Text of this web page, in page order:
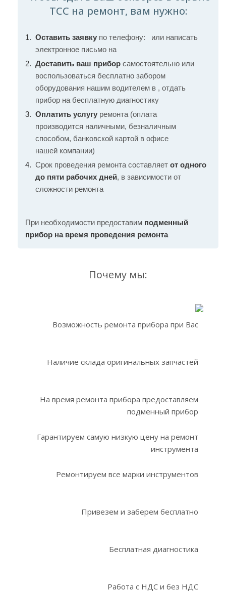
TCC на ремонт, вам нужно:
Оставить заявку по телефону:
или написать
электронное письмо на
Доставить ваш прибор самостоятельно или
воспользоваться бесплатно забором
оборудования нашим водителем в , отдать
прибор на бесплатную диагностику
Оплатить услугу ремонта (оплата
производится наличными, безналичным
способом, банковской картой в офисе
нашей компании)
Срок проведения ремонта составляет от одного
до пяти рабочих дней, в зависимости от
сложности ремонта
При необходимости предоставим подменный
прибор на время проведения ремонта
Почему мы:
Возможность ремонта прибора при Вас
Наличие склада оригинальных запчастей
На время ремонта прибора предоставляем
подменный прибор
Гарантируем самую низкую цену на ремонт
инструмента
Ремонтируем все марки инструментов
Привезем и заберем бесплатно
Бесплатная диагностика
Работа с НДС и без НДС